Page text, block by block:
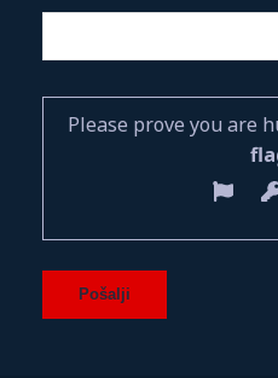
Please prove you are